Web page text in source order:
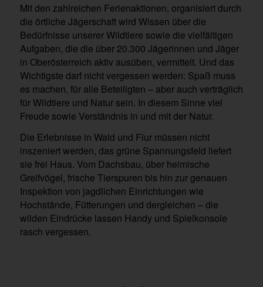
Mit den zahlreichen Ferienaktionen, organisiert durch
die örtliche Jägerschaft wird Wissen über die
Bedürfnisse unserer Wildtiere sowie die vielfältigen
Aufgaben, die die über 20.300 Jägerinnen und Jäger
in Oberösterreich aktiv ausüben, vermittelt. Und das
Wichtigste darf nicht vergessen werden: Spaß muss
es machen, für alle Beteiligten – aber auch verträglich
für Wildtiere und Natur sein. In diesem Sinne viel
Freude sowie Verständnis in und mit der Natur.
Die Erlebnisse in Wald und Flur müssen nicht
inszeniert werden, das grüne Spannungsfeld liefert
sie frei Haus. Vom Dachsbau, über heimische
Greifvögel, frische Tierspuren bis hin zur genauen
Inspektion von jagdlichen Einrichtungen wie
Hochstände, Fütterungen und dergleichen – die
wilden Eindrücke lassen Handy und Spielkonsole
rasch vergessen.